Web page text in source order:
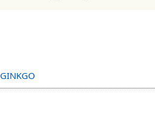
GINKGO